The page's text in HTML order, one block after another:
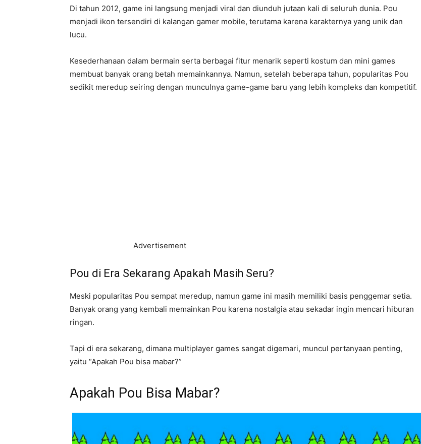
Di tahun 2012, game ini langsung menjadi viral dan diunduh jutaan kali di seluruh dunia. Pou
menjadi ikon tersendiri di kalangan gamer mobile, terutama karena karakternya yang unik dan
lucu.
Kesederhanaan dalam bermain serta berbagai fitur menarik seperti kostum dan mini games
membuat banyak orang betah memainkannya. Namun, setelah beberapa tahun, popularitas Pou
sedikit meredup seiring dengan munculnya game-game baru yang lebih kompleks dan kompetitif.
Advertisement
Pou di Era Sekarang Apakah Masih Seru?
Meski popularitas Pou sempat meredup, namun game ini masih memiliki basis penggemar setia.
Banyak orang yang kembali memainkan Pou karena nostalgia atau sekadar ingin mencari hiburan
ringan.
Tapi di era sekarang, dimana multiplayer games sangat digemari, muncul pertanyaan penting,
yaitu “Apakah Pou bisa mabar?”
Apakah Pou Bisa Mabar?